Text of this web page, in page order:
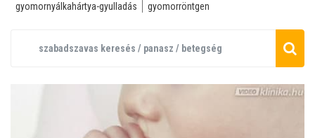
gyomornyálkahártya-gyulladás
gyomorröntgen